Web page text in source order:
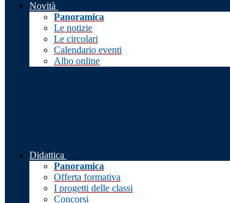
Novità
Panoramica
Le notizie
Le circolari
Calendario eventi
Albo online
Didattica
Panoramica
Offerta formativa
I progetti delle classi
Concorsi